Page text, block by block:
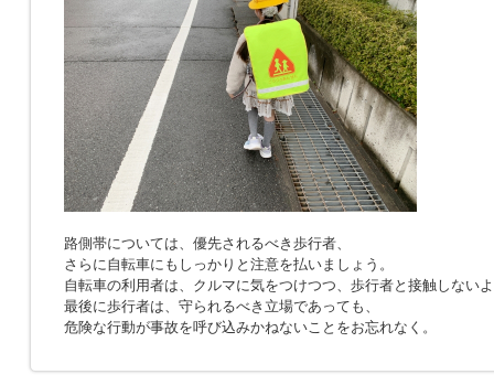
路側帯については、優先されるべき歩行者、
さらに自転車にもしっかりと注意を払いましょう。
自転車の利用者は、クルマに気をつけつつ、歩行者と接触しない
最後に歩行者は、守られるべき立場であっても、
危険な行動が事故を呼び込みかねないことをお忘れなく。